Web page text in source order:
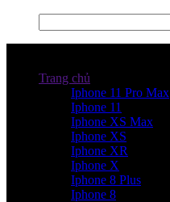
Trang chủ
Iphone 11 Pro Max
Iphone 11
Iphone XS Max
Iphone XS
Iphone XR
Iphone X
Iphone 8 Plus
Iphone 8